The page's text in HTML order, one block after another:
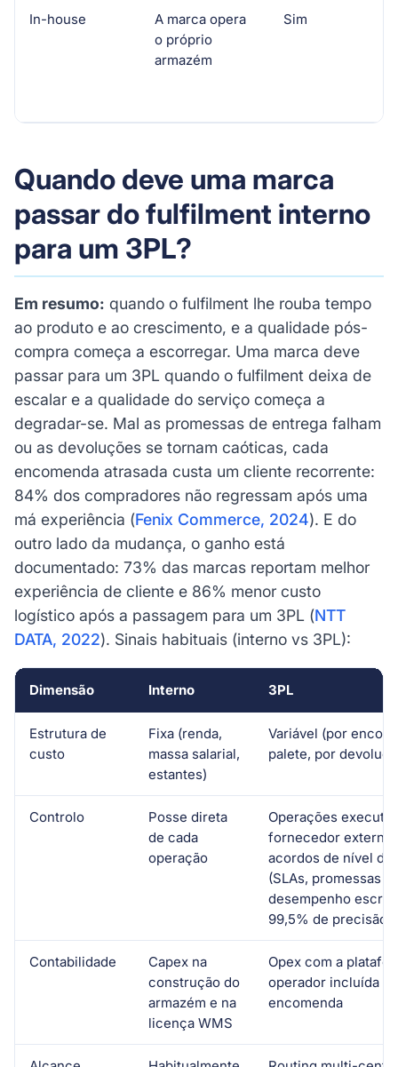
In-house
A marca opera
o próprio
armazém
Sim
Quando deve uma marca
passar do fulfilment interno
para um 3PL?
Em resumo: quando o fulfilment lhe rouba tempo
ao produto e ao crescimento, e a qualidade pós-
compra começa a escorregar. Uma marca deve
passar para um 3PL quando o fulfilment deixa de
escalar e a qualidade do serviço começa a
degradar-se. Mal as promessas de entrega falham
ou as devoluções se tornam caóticas, cada
encomenda atrasada custa um cliente recorrente:
84% dos compradores não regressam após uma
má experiência (Fenix Commerce, 2024). E do
outro lado da mudança, o ganho está
documentado: 73% das marcas reportam melhor
experiência de cliente e 86% menor custo
logístico após a passagem para um 3PL (NTT
DATA, 2022). Sinais habituais (interno vs 3PL):
Dimensão Interno 3PL
Estrutura de
custo
Fixa (renda,
massa salarial,
estantes)
Variável (por
palete, por
Controlo
Posse direta
de cada
operação
Operações
fornecedor externo
acordos de nível de
(SLAs, promessas
desempenho
99,5% de precisão
Contabilidade
Capex na
construção do
armazém e na
licença WMS
Opex com a
operador incluída
encomenda